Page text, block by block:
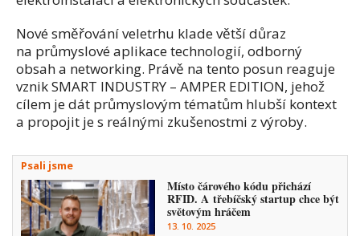
Nové směřování veletrhu klade větší důraz
na průmyslové aplikace technologií, odborný
obsah a networking. Právě na tento posun reaguje
vznik SMART INDUSTRY – AMPER EDITION, jehož
cílem je dát průmyslovým tématům hlubší kontext
a propojit je s reálnými zkušenostmi z výroby.
Psali jsme
Místo čárového kódu přichází
RFID. A třebíčský startup chce být
světovým hráčem
13. 10. 2025